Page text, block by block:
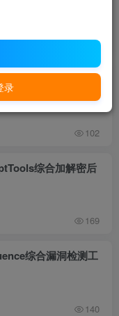
120
漏洞批量检测工具
102
综合加解密后
169
综合漏洞检测工
140
录